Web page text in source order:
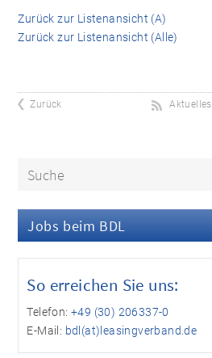
Zurück zur Listenansicht (A)
Zurück zur Listenansicht (Alle)
Zurück Aktuelles
Jobs beim BDL
So erreichen Sie uns:
Telefon: +49 (30) 206337-0
E-Mail: bdl(at)leasingverband.de